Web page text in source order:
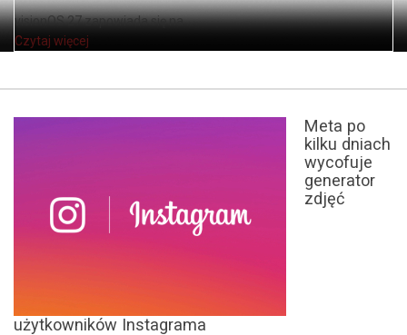
visionOS 27 zapowiada się na ...
Czytaj więcej
Meta po
kilku dniach
wycofuje
generator
zdjęć
użytkowników Instagrama